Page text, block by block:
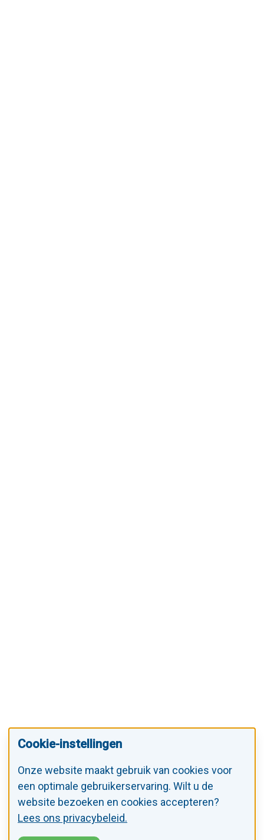
Cookie-instellingen
Onze website maakt gebruik van cookies voor
een optimale gebruikerservaring. Wilt u de
website bezoeken en cookies accepteren?
Lees ons privacybeleid.